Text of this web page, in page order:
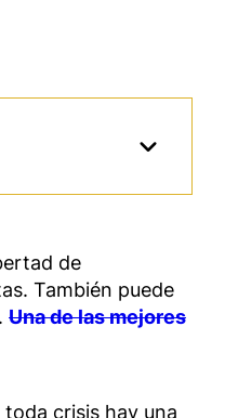
de
También puede
Una de las mejores
crisis hay una